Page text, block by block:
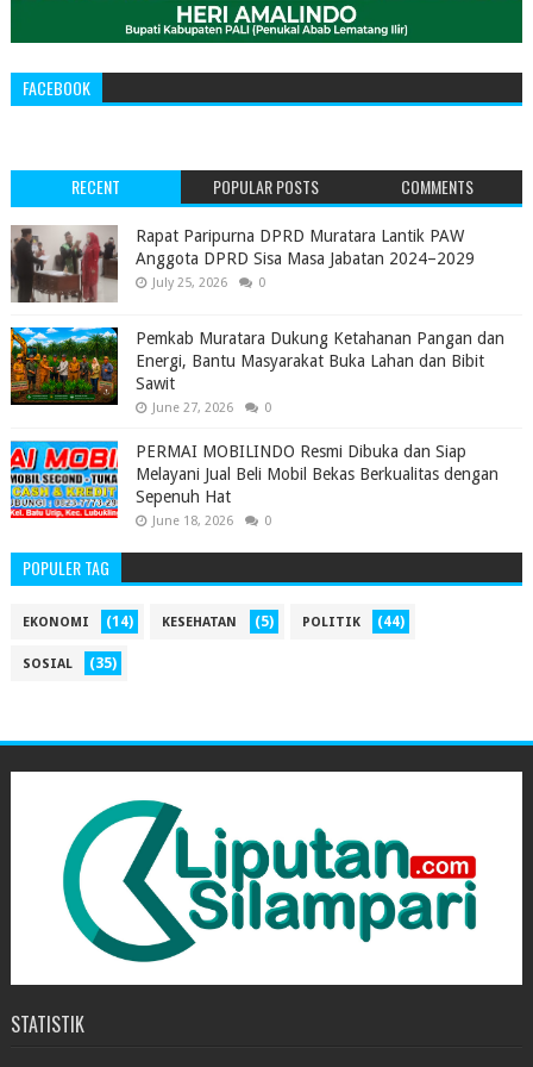
FACEBOOK
RECENT POPULAR POSTS COMMENTS
‎Rapat Paripurna DPRD Muratara Lantik PAW
Anggota DPRD Sisa Masa Jabatan 2024–2029 ‎
July 25, 2026 0
Pemkab Muratara Dukung Ketahanan Pangan dan
Energi, Bantu Masyarakat Buka Lahan dan Bibit
Sawit
June 27, 2026 0
PERMAI MOBILINDO Resmi Dibuka dan Siap
Melayani Jual Beli Mobil Bekas Berkualitas dengan
Sepenuh Hat
June 18, 2026 0
POPULER TAG
EKONOMI (14) KESEHATAN (5) POLITIK (44)
SOSIAL (35)
STATISTIK